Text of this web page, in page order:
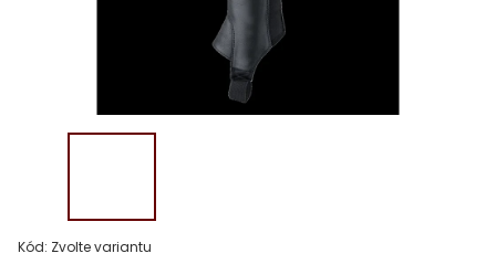
Kód: Zvolte variantu